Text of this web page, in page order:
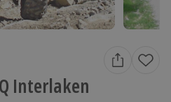
Interlaken